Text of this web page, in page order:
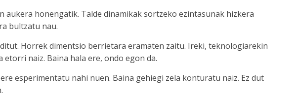
aukera honengatik. Talde dinamikak sortzeko ezintasunak hizkera
bultzatu nau.
Horrek dimentsio berrietara eramaten zaitu. Ireki, teknologiarekin
naiz. Baina hala ere, ondo egon da.
esperimentatu nahi nuen. Baina gehiegi zela konturatu naiz. Ez dut